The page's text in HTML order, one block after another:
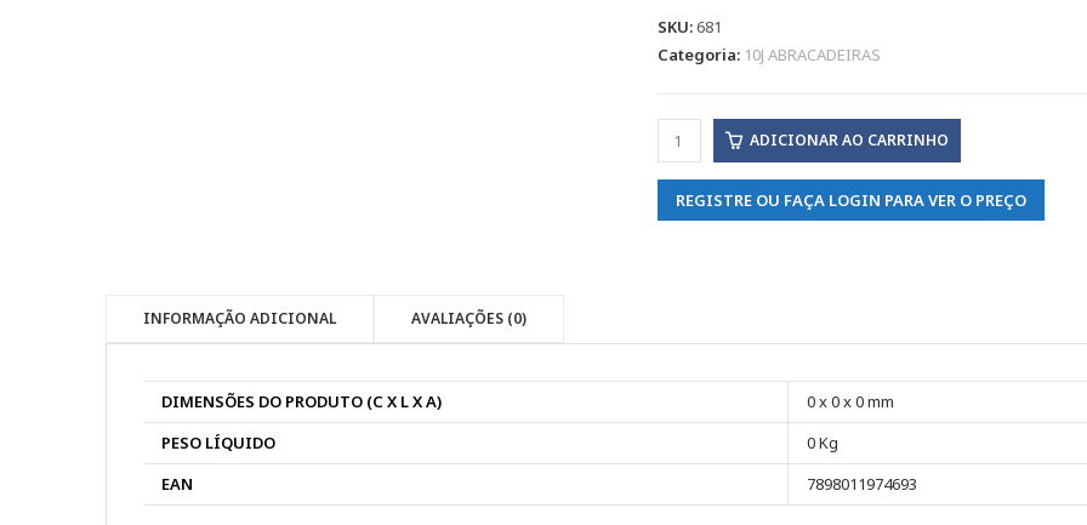
SKU:681
Categoria: 10J ABRACADEIRAS
ADICIONAR AO CARRINHO
REGISTRE OU FAÇA LOGIN PARA VER O PREÇO
INFORMAÇÃO ADICIONAL AVALIAÇÕES (0)
DIMENSÕES DO PRODUTO (C X L X A)
0 x 0 x 0 mm
PESO LÍQUIDO
0 Kg
EAN
7898011974693